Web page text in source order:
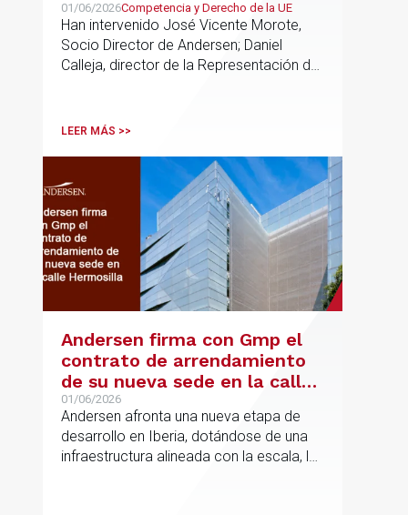
de soberanía y la primacía
del Derecho de la UE en las
constituciones europeas
01/06/2026Competencia y Derecho de la UE
Han intervenido José Vicente Morote,
Socio Director de Andersen; Daniel
Calleja, director de la Representación de
jurídico y académico
LEER MÁS >>
Andersen firma con Gmp el
contrato de arrendamiento
de su nueva sede en la calle
Hermosilla
01/06/2026
Andersen afronta una nueva etapa de
desarrollo en Iberia, dotándose de una
infraestructura alineada con la escala, la